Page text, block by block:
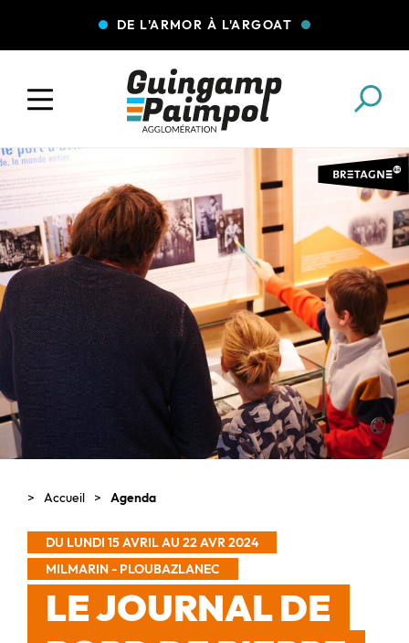
DE L'ARMOR À L'ARGOAT
COLLECTE DES DÉCHETS EAU ET ASSAINISSEMENT
ENFANCE JEUNESSE L'AGGLO' RECRUTE
ASSOCIATIONS PISCINES
Accueil Agenda
DU LUNDI 15 AVRIL AU 22 AVR 2024
MILMARIN - PLOUBAZLANEC
LE JOURNAL DE